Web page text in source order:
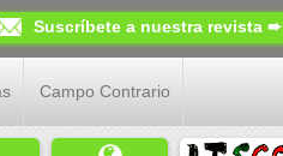
Suscríbete a nuestra revista ➨
Campo Contrario